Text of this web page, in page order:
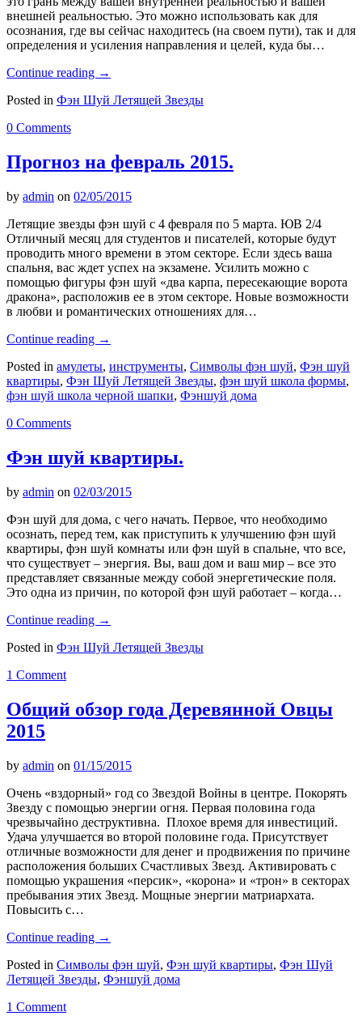
внешней реальностью. Это можно использовать как для
осознания, где вы сейчас находитесь (на своем пути), так и для
определения и усиления направления и целей, куда бы…
Continue reading →
Posted in Фэн Шуй Летящей Звезды
0 Comments
Прогноз на февраль 2015.
by admin on 02/05/2015
Летящие звезды фэн шуй с 4 февраля по 5 марта. ЮВ 2/4
Отличный месяц для студентов и писателей, которые будут
проводить много времени в этом секторе. Если здесь ваша
спальня, вас ждет успех на экзамене. Усилить можно с
помощью фигуры фэн шуй «два карпа, пересекающие ворота
дракона», расположив ее в этом секторе. Новые возможности
в любви и романтических отношениях для…
Continue reading →
Posted in амулеты, инструменты, Символы фэн шуй, Фэн шуй
квартиры, Фэн Шуй Летящей Звезды, фэн шуй школа формы,
фэн шуй школа черной шапки, Фэншуй дома
0 Comments
Фэн шуй квартиры.
by admin on 02/03/2015
Фэн шуй для дома, с чего начать. Первое, что необходимо
осознать, перед тем, как приступить к улучшению фэн шуй
квартиры, фэн шуй комнаты или фэн шуй в спальне, что все,
что существует – энергия. Вы, ваш дом и ваш мир – все это
представляет связанные между собой энергетические поля.
Это одна из причин, по которой фэн шуй работает – когда…
Continue reading →
Posted in Фэн Шуй Летящей Звезды
1 Comment
Общий обзор года Деревянной Овцы
2015
by admin on 01/15/2015
Очень «вздорный» год со Звездой Войны в центре. Покорять
Звезду с помощью энергии огня. Первая половина года
чрезвычайно деструктивна. Плохое время для инвестиций.
Удача улучшается во второй половине года. Присутствует
отличные возможности для денег и продвижения по причине
расположения больших Счастливых Звезд. Активировать с
помощью украшения «персик», «корона» и «трон» в секторах
пребывания этих Звезд. Мощные энергии матриархата.
Повысить с…
Continue reading →
Posted in Символы фэн шуй, Фэн шуй квартиры, Фэн Шуй
Летящей Звезды, Фэншуй дома
1 Comment